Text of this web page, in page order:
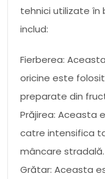
tehnici utilizate în
includ:
Fierberea:
oricine este
preparate din
Prăjirea: Aceasta
catre intensifica
mâncare stradală.
Grătar: Aceasta